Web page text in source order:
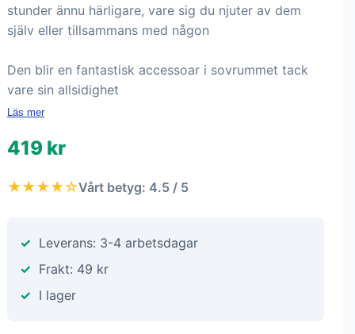
stunder ännu härligare, vare sig du njuter av dem
själv eller tillsammans med någon
Den blir en fantastisk accessoar i sovrummet tack
vare sin allsidighet
Läs mer
419 kr
★★★★☆Vårt betyg: 4.5 / 5
Leverans: 3-4 arbetsdagar
Frakt: 49 kr
I lager